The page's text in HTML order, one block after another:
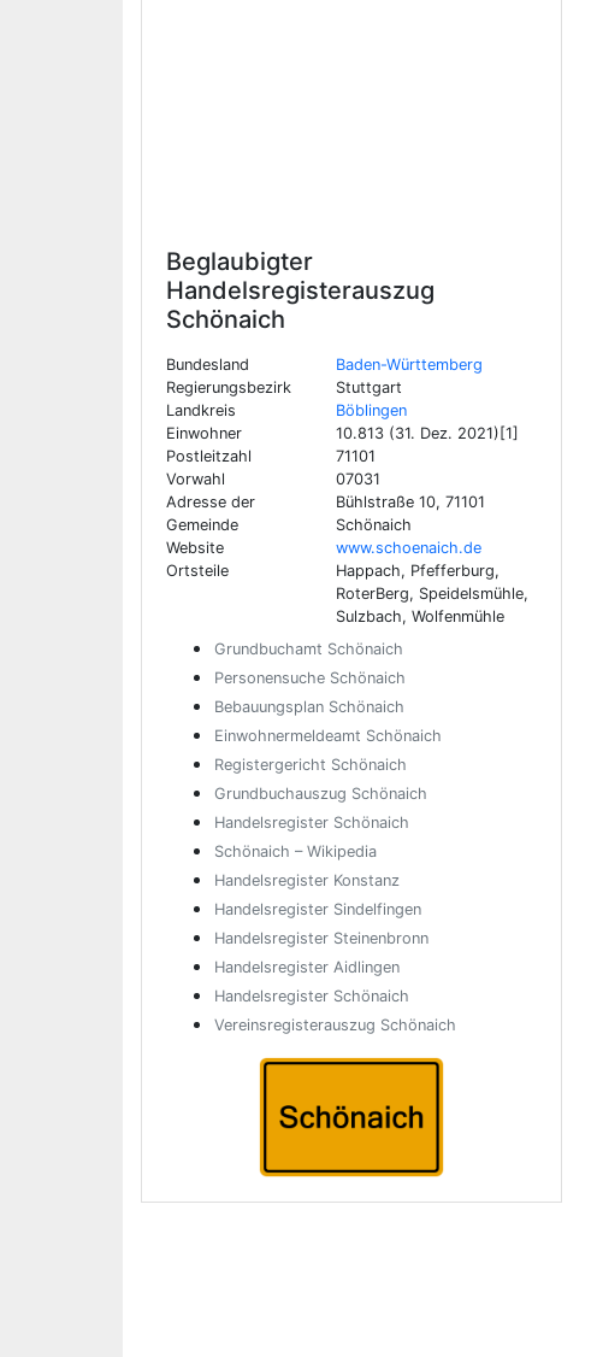
Beglaubigter
Handelsregisterauszug
Schönaich
Bundesland
Baden-Württemberg
Regierungsbezirk
Stuttgart
Landkreis
Böblingen
Einwohner
10.813 (31. Dez. 2021)[1]
Postleitzahl
71101
Vorwahl
07031
Adresse der
Gemeinde
Bühlstraße 10, 71101
Schönaich
Website
www.schoenaich.de
Ortsteile
Happach, Pfefferburg,
RoterBerg, Speidelsmühle,
Sulzbach, Wolfenmühle
Grundbuchamt Schönaich
Personensuche Schönaich
Bebauungsplan Schönaich
Einwohnermeldeamt Schönaich
Registergericht Schönaich
Grundbuchauszug Schönaich
Handelsregister Schönaich
Schönaich – Wikipedia
Handelsregister Konstanz
Handelsregister Sindelfingen
Handelsregister Steinenbronn
Handelsregister Aidlingen
Handelsregister Schönaich
Vereinsregisterauszug Schönaich